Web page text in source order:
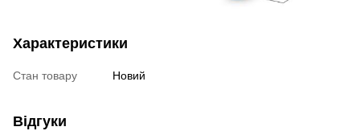
Характеристики
Стан товару Новий
Відгуки